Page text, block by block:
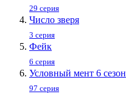
29 серия
Число зверя
3 серия
Фейк
6 серия
Условный мент 6 сезон
97 серия